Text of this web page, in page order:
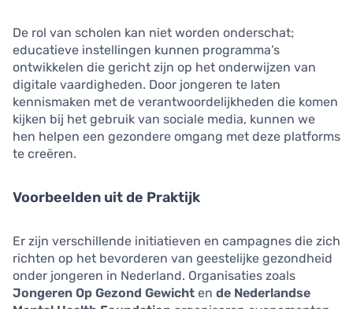
De rol van scholen kan niet worden onderschat;
educatieve instellingen kunnen programma’s
ontwikkelen die gericht zijn op het onderwijzen van
digitale vaardigheden. Door jongeren te laten
kennismaken met de verantwoordelijkheden die komen
kijken bij het gebruik van sociale media, kunnen we
hen helpen een gezondere omgang met deze platforms
te creëren.
Voorbeelden uit de Praktijk
Er zijn verschillende initiatieven en campagnes die zich
richten op het bevorderen van geestelijke gezondheid
onder jongeren in Nederland. Organisaties zoals
Jongeren Op Gezond Gewicht en de Nederlandse